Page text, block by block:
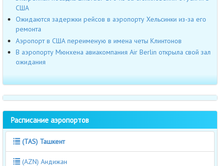
США
Ожидаются задержки рейсов в аэропорту Хельсинки из-за его
ремонта
Аэропорт в США переименую в имена четы Клинтонов
В аэропорту Мюнхена авиакомпания Air Berlin открыла свой зал
ожидания
Расписание аэропортов
(TAS) Ташкент
(AZN) Андижан